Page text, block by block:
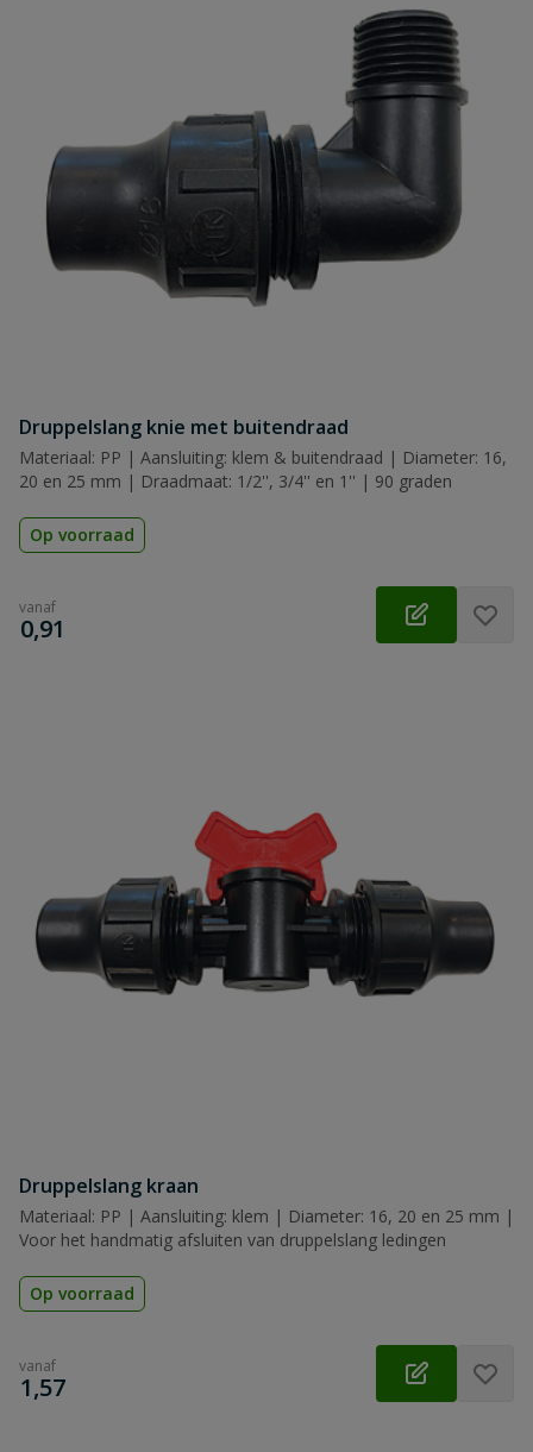
Druppelslang knie met buitendraad
Materiaal: PP | Aansluiting: klem & buitendraad | Diameter: 16,
20 en 25 mm | Draadmaat: 1/2'', 3/4'' en 1'' | 90 graden
Op voorraad
vanaf
€
0,91
Druppelslang kraan
Materiaal: PP | Aansluiting: klem | Diameter: 16, 20 en 25 mm |
Voor het handmatig afsluiten van druppelslang ledingen
Op voorraad
vanaf
€
1,57